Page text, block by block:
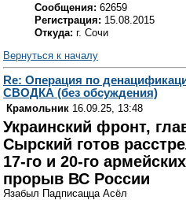
Сообщения: 62659
Регистрация: 15.08.2015
Откуда: г. Сочи
Вернуться к началу
Re: Операция по
СВОДКА (без обсуждения)
Крамольник 16.09.25, 13:48
Украинский фронт,
Сырский готов
17-го и 20-го
прорыв ВС России
Язабыл Падписацца Асёл